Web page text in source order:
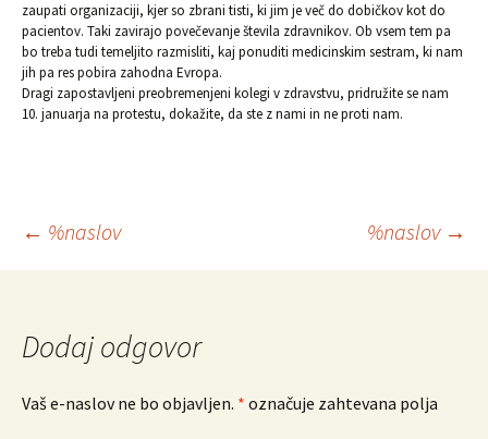
zaupati organizaciji, kjer so zbrani tisti, ki jim je več do dobičkov kot do
pacientov. Taki zavirajo povečevanje števila zdravnikov. Ob vsem tem pa
bo treba tudi temeljito razmisliti, kaj ponuditi medicinskim sestram, ki nam
jih pa res pobira zahodna Evropa.
Dragi zapostavljeni preobremenjeni kolegi v zdravstvu, pridružite se nam
10. januarja na protestu, dokažite, da ste z nami in ne proti nam.
Krmarjenje
po
prispevkih
← %naslov %naslov →
Dodaj odgovor
Vaš e-naslov ne bo objavljen. * označuje zahtevana polja